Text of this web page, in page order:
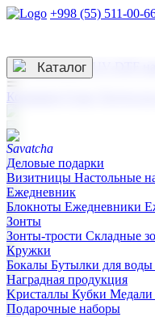
+998 (55) 511-00-
3D гравировка
☰
Контакты
Каталог
Деловые подарки
Визитницы Настольные
Ежедневник
Блокноты Ежедневники
Зонты
Зонты-трости Складные
Кружки
Бокалы Бутылки для воды
Наградная продукция
Kристаллы Кубки Медали
Подарочные наборы